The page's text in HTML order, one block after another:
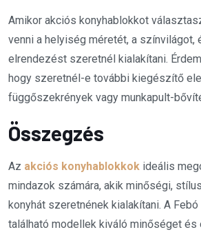
Amikor akciós konyhablokkot
venni a helyiség méretét, a színvilágot,
elrendezést szeretnél kialakítani.
hogy szeretnél-e további kiegészítő
függőszekrények vagy munkapult-
Összegzés
Az akciós konyhablokkok ideális
mindazok számára, akik minőségi,
konyhát szeretnének kialakítani. A Febó
található modellek kiváló minőséget